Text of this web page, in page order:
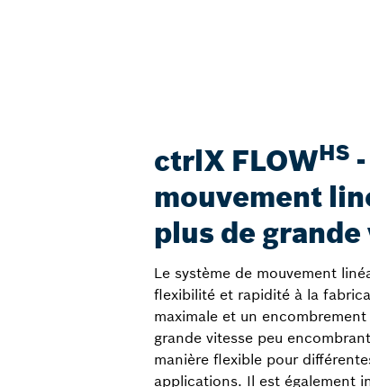
ctrlX FLOWHS
mouvement
plus de
Le système de mouvement
flexibilité et rapidité à la
maximale et un
grande vitesse peu
manière flexible pour
applications. Il est également